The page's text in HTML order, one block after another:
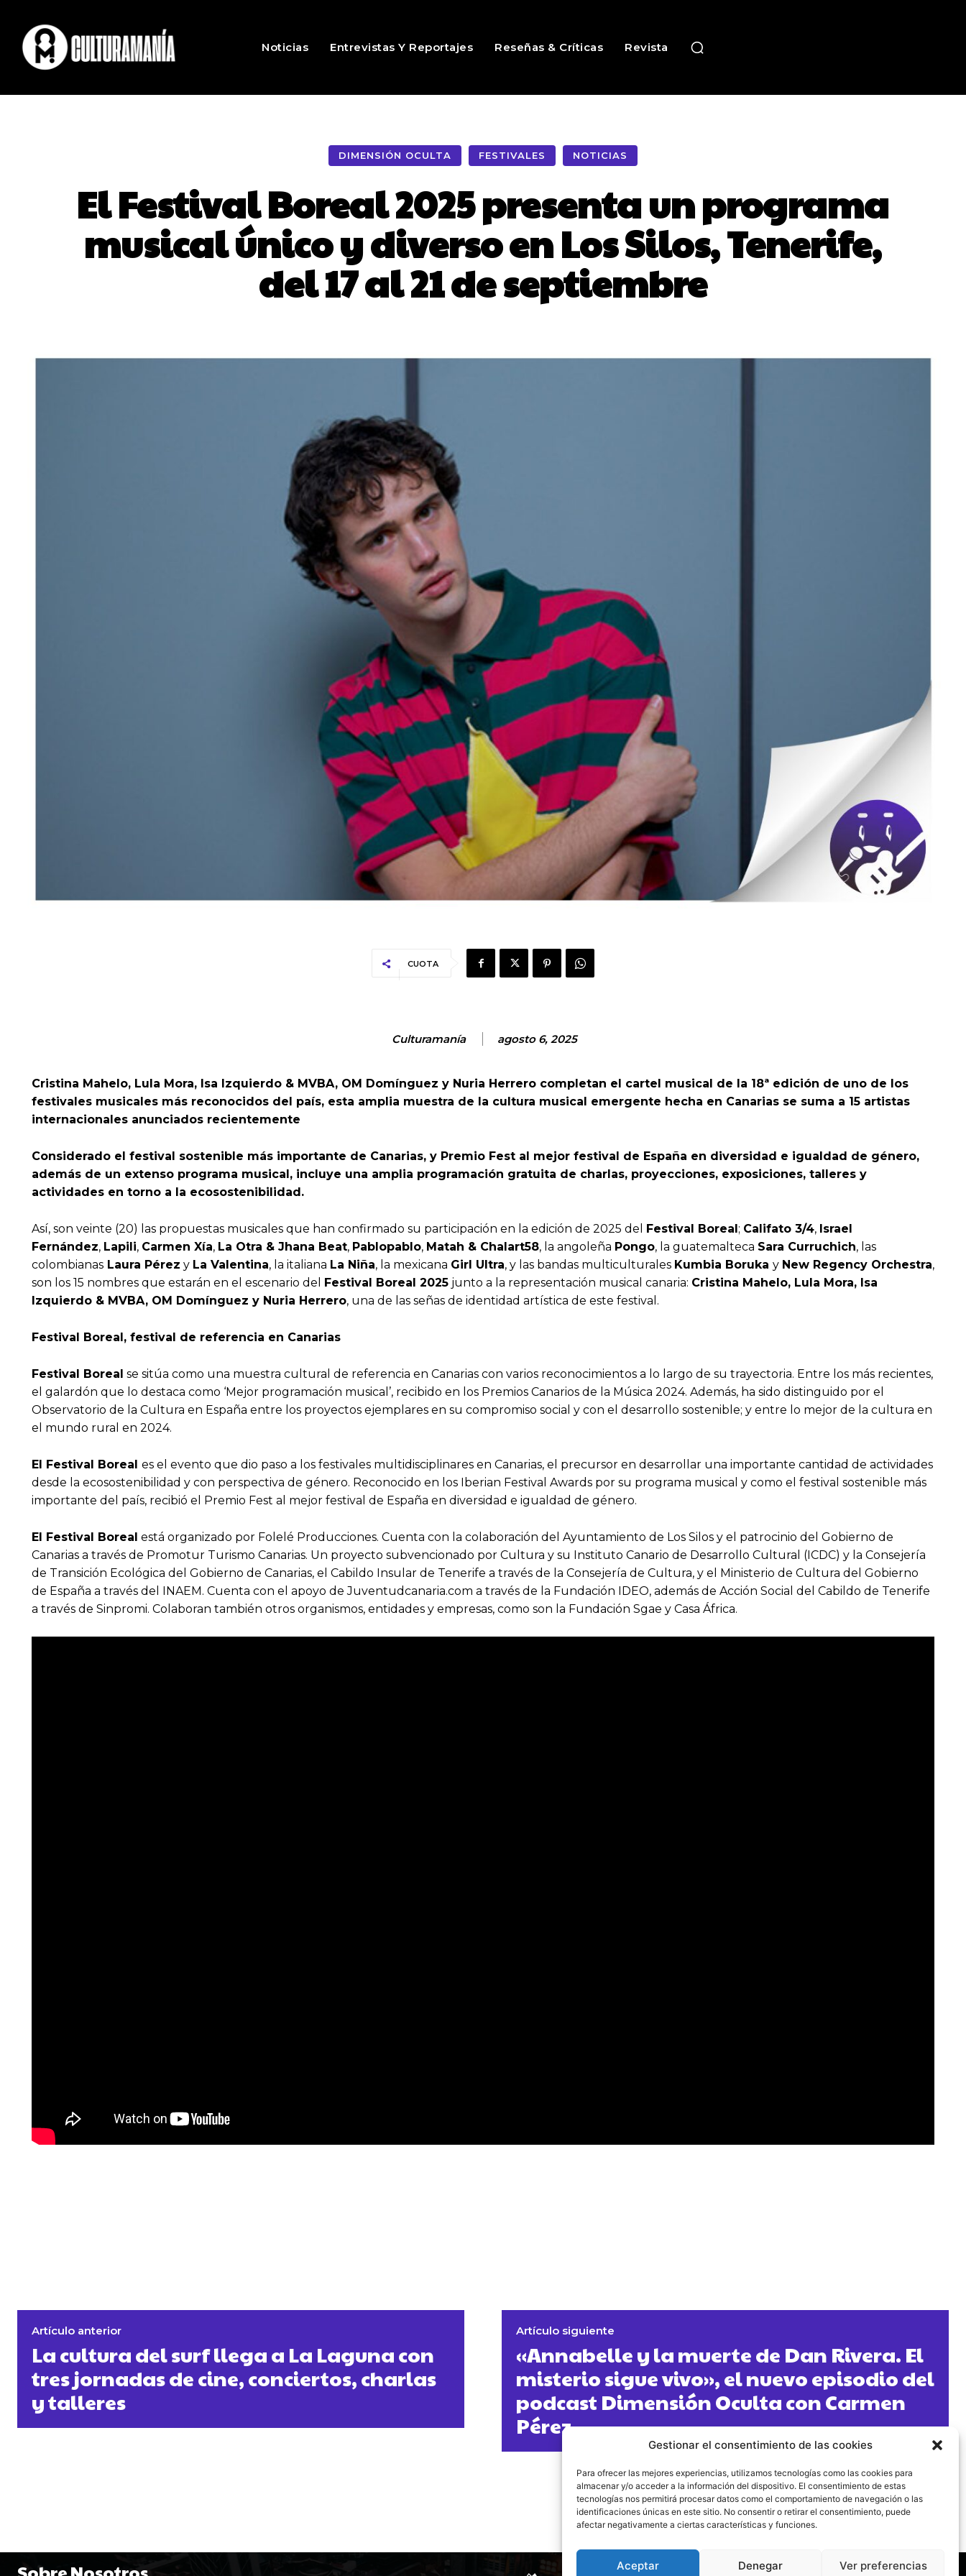
Gestionar el consentimiento de las cookies
Para ofrecer las mejores experiencias, utilizamos tecnologías como las cookies para
almacenar y/o acceder a la información del dispositivo. El consentimiento de estas
tecnologías nos permitirá procesar datos como el comportamiento de navegación o las
identificaciones únicas en este sitio. No consentir o retirar el consentimiento, puede
afectar negativamente a ciertas características y funciones.
Aceptar Denegar Ver preferencias
Noticias Entrevistas Y Reportajes Reseñas & Críticas Revista
DIMENSIÓN OCULTA FESTIVALES NOTICIAS
El Festival Boreal 2025 presenta un programa
musical único y diverso en Los Silos, Tenerife,
del 17 al 21 de septiembre
CUOTA
Culturamanía agosto 6, 2025
Cristina Mahelo, Lula Mora, Isa Izquierdo & MVBA, OM Domínguez y Nuria Herrero completan el cartel musical de la 18ª edición de uno de los
festivales musicales más reconocidos del país, esta amplia muestra de la cultura musical emergente hecha en Canarias se suma a 15 artistas
internacionales anunciados recientemente
Considerado el festival sostenible más importante de Canarias, y Premio Fest al mejor festival de España en diversidad e igualdad de género,
además de un extenso programa musical, incluye una amplia programación gratuita de charlas, proyecciones, exposiciones, talleres y
actividades en torno a la ecosostenibilidad.
Así, son veinte (20) las propuestas musicales que han confirmado su participación en la edición de 2025 del Festival Boreal; Califato 3/4, Israel
Fernández, Lapili, Carmen Xía, La Otra & Jhana Beat, Pablopablo, Matah & Chalart58, la angoleña Pongo, la guatemalteca Sara Curruchich, las
colombianas Laura Pérez y La Valentina, la italiana La Niña, la mexicana Girl Ultra, y las bandas multiculturales Kumbia Boruka y New Regency Orchestra,
son los 15 nombres que estarán en el escenario del Festival Boreal 2025 junto a la representación musical canaria: Cristina Mahelo, Lula Mora, Isa
Izquierdo & MVBA, OM Domínguez y Nuria Herrero, una de las señas de identidad artística de este festival.
Festival Boreal, festival de referencia en Canarias
Festival Boreal se sitúa como una muestra cultural de referencia en Canarias con varios reconocimientos a lo largo de su trayectoria. Entre los más recientes,
el galardón que lo destaca como ‘Mejor programación musical’, recibido en los Premios Canarios de la Música 2024. Además, ha sido distinguido por el
Observatorio de la Cultura en España entre los proyectos ejemplares en su compromiso social y con el desarrollo sostenible; y entre lo mejor de la cultura en
el mundo rural en 2024.
El Festival Boreal es el evento que dio paso a los festivales multidisciplinares en Canarias, el precursor en desarrollar una importante cantidad de actividades
desde la ecosostenibilidad y con perspectiva de género. Reconocido en los Iberian Festival Awards por su programa musical y como el festival sostenible más
importante del país, recibió el Premio Fest al mejor festival de España en diversidad e igualdad de género.
El Festival Boreal está organizado por Folelé Producciones. Cuenta con la colaboración del Ayuntamiento de Los Silos y el patrocinio del Gobierno de
Canarias a través de Promotur Turismo Canarias. Un proyecto subvencionado por Cultura y su Instituto Canario de Desarrollo Cultural (ICDC) y la Consejería
de Transición Ecológica del Gobierno de Canarias, el Cabildo Insular de Tenerife a través de la Consejería de Cultura, y el Ministerio de Cultura del Gobierno
de España a través del INAEM. Cuenta con el apoyo de Juventudcanaria.com a través de la Fundación IDEO, además de Acción Social del Cabildo de Tenerife
a través de Sinpromi. Colaboran también otros organismos, entidades y empresas, como son la Fundación Sgae y Casa África.
Artículo anterior
La cultura del surf llega a La Laguna con
tres jornadas de cine, conciertos, charlas
y talleres
Artículo siguiente
«Annabelle y la muerte de Dan Rivera. El
misterio sigue vivo», el nuevo episodio del
podcast Dimensión Oculta con Carmen
Pérez